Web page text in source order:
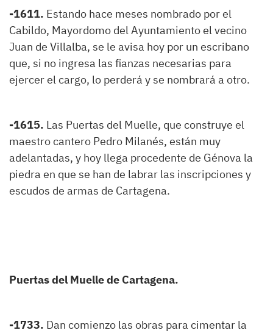
-1611. Estando hace meses nombrado por el
Cabildo, Mayordomo del Ayuntamiento el vecino
Juan de Villalba, se le avisa hoy por un escribano
que, si no ingresa las fianzas necesarias para
ejercer el cargo, lo perderá y se nombrará a otro.
-1615. Las Puertas del Muelle, que construye el
maestro cantero Pedro Milanés, están muy
adelantadas, y hoy llega procedente de Génova la
piedra en que se han de labrar las inscripciones y
escudos de armas de Cartagena.
Puertas del Muelle de Cartagena.
-1733. Dan comienzo las obras para cimentar la